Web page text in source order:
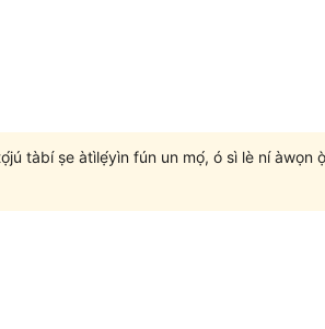
tàbí ṣe àtìlẹ́yìn fún un mọ́, ó sì lè ní àwọn